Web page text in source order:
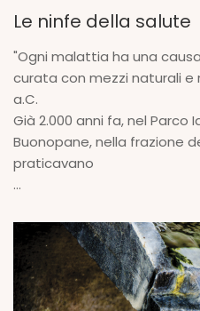
Le ninfe della salute
"Ogni malattia ha una
curata con mezzi naturali e
a.C.
Già 2.000 anni fa, nel Parco
Buonopane, nella frazione
praticavano
...